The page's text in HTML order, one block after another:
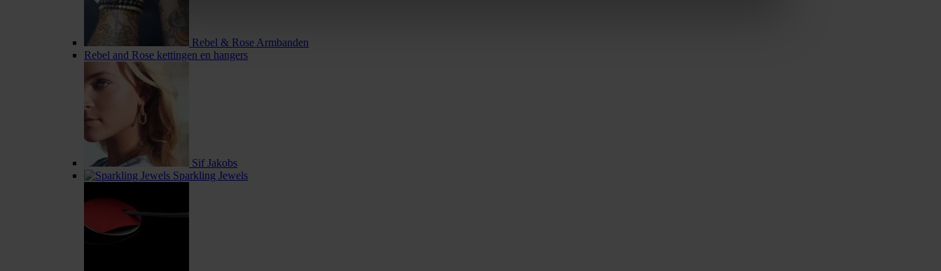
Rebel & Rose Armbanden
Rebel and Rose kettingen en hangers
Sif Jakobs
Sparkling Jewels